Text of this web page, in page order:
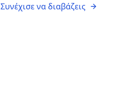
Συνέχισε να διαβάζεις